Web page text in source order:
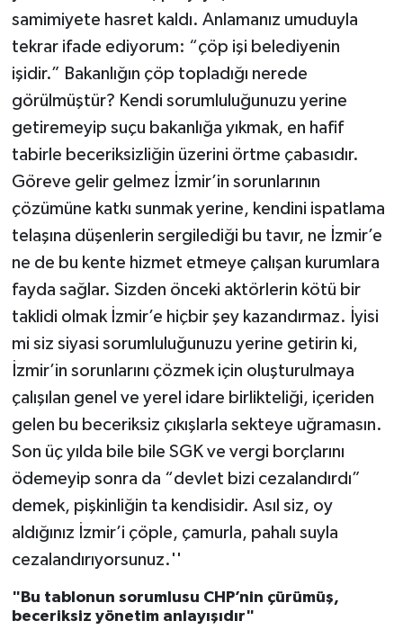
samimiyete hasret kaldı. Anlamanız umuduyla
tekrar ifade ediyorum: “çöp işi belediyenin
işidir.” Bakanlığın çöp topladığı nerede
görülmüştür? Kendi sorumluluğunuzu yerine
getiremeyip suçu bakanlığa yıkmak, en hafif
tabirle beceriksizliğin üzerini örtme çabasıdır.
Göreve gelir gelmez İzmir’in sorunlarının
çözümüne katkı sunmak yerine, kendini ispatlama
telaşına düşenlerin sergilediği bu tavır, ne İzmir’e
ne de bu kente hizmet etmeye çalışan kurumlara
fayda sağlar. Sizden önceki aktörlerin kötü bir
taklidi olmak İzmir’e hiçbir şey kazandırmaz. İyisi
mi siz siyasi sorumluluğunuzu yerine getirin ki,
İzmir’in sorunlarını çözmek için oluşturulmaya
çalışılan genel ve yerel idare birlikteliği, içeriden
gelen bu beceriksiz çıkışlarla sekteye uğramasın.
Son üç yılda bile bile SGK ve vergi borçlarını
ödemeyip sonra da “devlet bizi cezalandırdı”
demek, pişkinliğin ta kendisidir. Asıl siz, oy
aldığınız İzmir’i çöple, çamurla, pahalı suyla
cezalandırıyorsunuz.''
"Bu tablonun sorumlusu CHP’nin çürümüş,
beceriksiz yönetim anlayışıdır"